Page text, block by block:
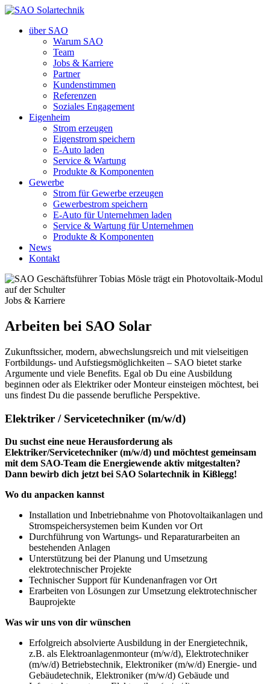
über SAO
Warum SAO
Team
Jobs & Karriere
Partner
Kundenstimmen
Referenzen
Soziales Engagement
Eigenheim
Strom erzeugen
Eigenstrom speichern
E-Auto laden
Service & Wartung
Produkte & Komponenten
Gewerbe
Strom für Gewerbe erzeugen
Gewerbestrom speichern
E-Auto für Unternehmen laden
Service & Wartung für Unternehmen
Produkte & Komponenten
News
Kontakt
Jobs & Karriere
Arbeiten bei SAO Solar
Zukunftssicher, modern, abwechslungsreich und mit vielseitigen
Fortbildungs- und Aufstiegsmöglichkeiten – SAO bietet starke
Argumente und viele Benefits. Egal ob Du eine Ausbildung
beginnen oder als Elektriker oder Monteur einsteigen möchtest, bei
uns findest Du die passende berufliche Perspektive.
Elektriker / Servicetechniker (m/w/d)
Du suchst eine neue Herausforderung als
Elektriker/Servicetechniker (m/w/d) und möchtest gemeinsam
mit dem SAO-Team die Energiewende aktiv mitgestalten?
Dann bewirb dich jetzt bei SAO Solartechnik in Kißlegg!
Wo du anpacken kannst
Installation und Inbetriebnahme von Photovoltaikanlagen und
Stromspeichersystemen beim Kunden vor Ort
Durchführung von Wartungs- und Reparaturarbeiten an
bestehenden Anlagen
Unterstützung bei der Planung und Umsetzung
elektrotechnischer Projekte
Technischer Support für Kundenanfragen vor Ort
Erarbeiten von Lösungen zur Umsetzung elektrotechnischer
Bauprojekte
Was wir uns von dir wünschen
Erfolgreich absolvierte Ausbildung in der Energietechnik,
z.B. als Elektroanlagenmonteur (m/w/d), Elektrotechniker
(m/w/d) Betriebstechnik, Elektroniker (m/w/d) Energie- und
Gebäudetechnik, Elektroniker (m/w/d) Gebäude und